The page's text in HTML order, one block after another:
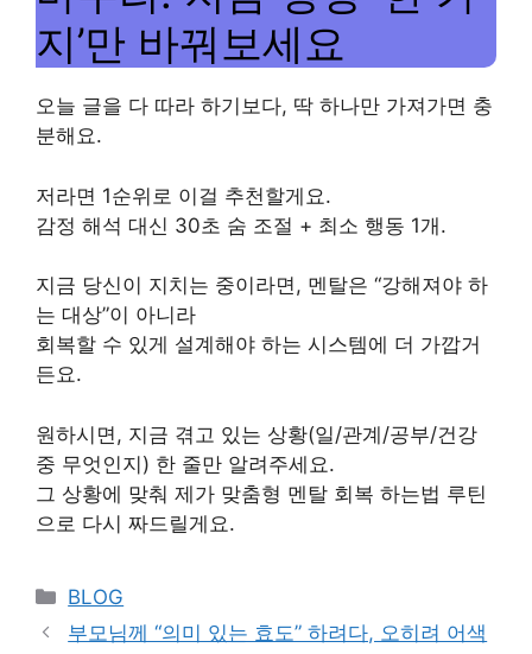
지’만 바꿔보세요
오늘 글을 다 따라 하기보다, 딱 하나만 가져가면 충
분해요.
저라면 1순위로 이걸 추천할게요.
감정 해석 대신 30초 숨 조절 + 최소 행동 1개.
지금 당신이 지치는 중이라면, 멘탈은 “강해져야 하
는 대상”이 아니라
회복할 수 있게 설계해야 하는 시스템에 더 가깝거
든요.
원하시면, 지금 겪고 있는 상황(일/관계/공부/건강
중 무엇인지) 한 줄만 알려주세요.
그 상황에 맞춰 제가 맞춤형 멘탈 회복 하는법 루틴
으로 다시 짜드릴게요.
Categories
BLOG
부모님께 “의미 있는 효도” 하려다, 오히려 어색